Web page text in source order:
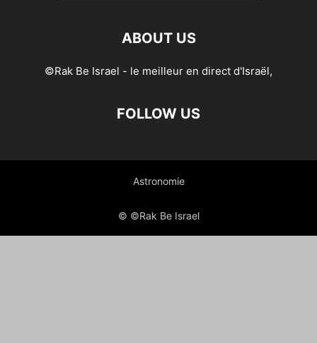
ABOUT US
©Rak Be Israel - le meilleur en direct d'Israël,
FOLLOW US
Astronomie
© ©Rak Be Israel